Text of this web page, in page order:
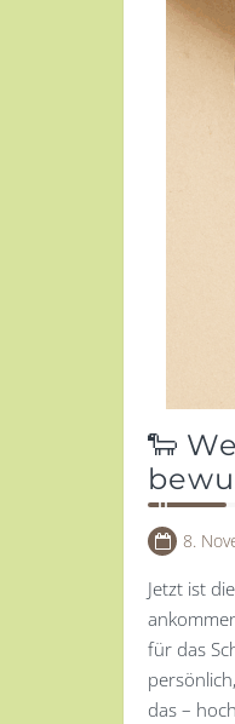
🐑
8.
Jetzt ist
für das
das –